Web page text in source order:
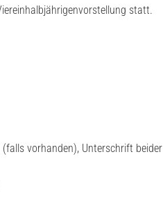
statt.
vorhanden), Unterschrift beider